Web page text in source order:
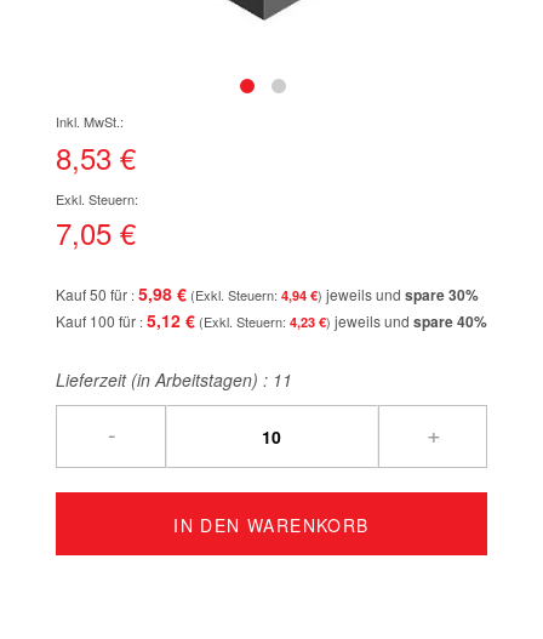
der
Bildgalerie
8,53 €
7,05 €
Kauf 50 für 5,98 € 4,94 € jeweils und spare30%
Kauf 100 für 5,12 € 4,23 € jeweils und spare40%
Lieferzeit (in Arbeitstagen) : 11
- +
IN DEN WARENKORB